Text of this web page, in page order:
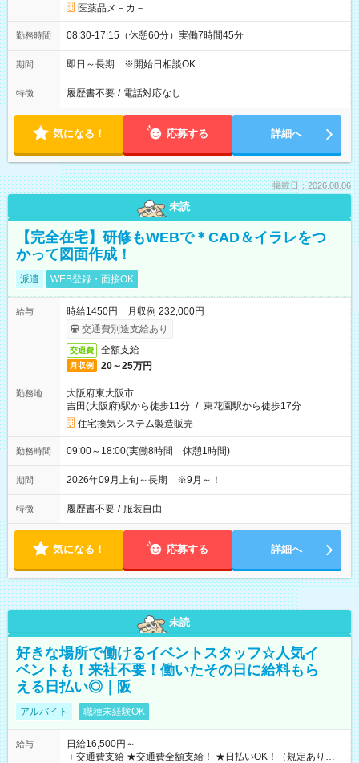
医薬品メ－カ－
勤務時間 08:30-17:15（休憩60分）実働7時間45分
期間 即日～長期 ※開始日相談OK
特徴 履歴書不要 / 電話対応なし
気になる！ 応募する 詳細へ
掲載日：2026.08.06
未読
【完全在宅】研修もWEBで＊CAD＆イラレをつ
かって図面作成！
派遣 WEB登録・面接OK
給与
時給1450円 月収例 232,000円
交通費別途支給あり
交通費 全額支給
月収例 20～25万円
勤務地
大阪府東大阪市
吉田(大阪府)駅から徒歩11分 / 東花園駅から徒歩17分
住宅換気システム製造販売
勤務時間 09:00～18:00(実働8時間 休憩1時間)
期間 2026年09月上旬～長期 ※9月～！
特徴 履歴書不要 / 服装自由
気になる！ 応募する 詳細へ
未読
好きな場所で働けるイベントスタッフ☆人気イ
ベントも！来社不要！働いたその日に給料もら
える日払い◎｜阪
アルバイト 職種未経験OK
給与
日給16,500円～
＋交通費支給 ★交通費全額支給！ ★日払いOK！（規定あり） ┗